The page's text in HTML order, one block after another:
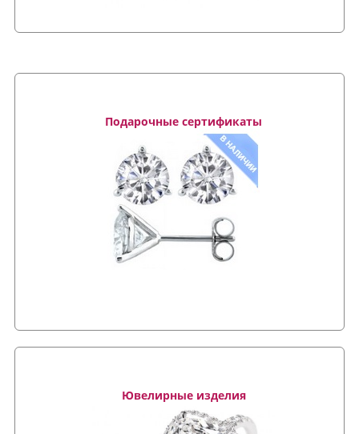
Подарочные сертификаты
Ювелирные изделия